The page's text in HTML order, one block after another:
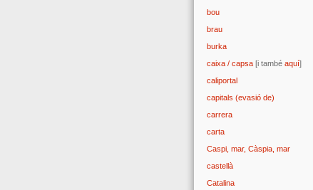
bou
brau
burka
caixa / capsa [i també aquí]
caliportal
capitals (evasió de)
carrera
carta
Caspi, mar, Càspia, mar
castellà
Catalina